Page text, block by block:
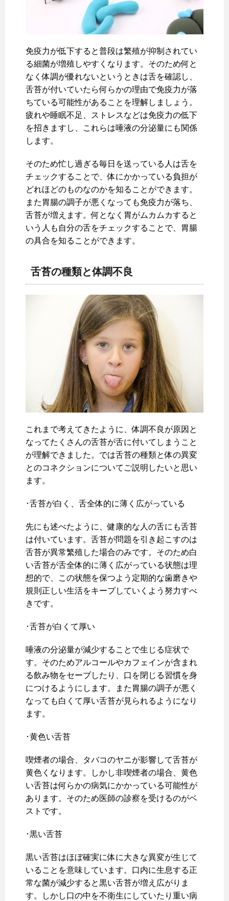
免疫力が低下すると普段は繁殖が抑制されてい
る細菌が増殖しやすくなります。そのため何と
なく体調が優れないというときは舌を確認し、
舌苔が付いていたら何らかの理由で免疫力が落
ちている可能性があることを理解しましょう。
疲れや睡眠不足、ストレスなどは免疫力の低下
を招きますし、これらは唾液の分泌量にも関係
します。
そのため忙し過ぎる毎日を送っている人は舌を
チェックすることで、体にかかっている負担が
どれほどのものなのかを知ることができます。
また胃腸の調子が悪くなっても免疫力が落ち、
舌苔が増えます。何となく胃がムカムカすると
いう人も自分の舌をチェックすることで、胃腸
の具合を知ることができます。
舌苔の種類と体調不良
これまで考えてきたように、体調不良が原因と
なってたくさんの舌苔が舌に付いてしまうこと
が理解できました。では舌苔の種類と体の異変
とのコネクションについてご説明したいと思い
ます。
･舌苔が白く、舌全体的に薄く広がっている
先にも述べたように、健康的な人の舌にも舌苔
は付いています。舌苔が問題を引き起こすのは
舌苔が異常繁殖した場合のみです。そのため白
い舌苔が舌全体的に薄く広がっている状態は理
想的で、この状態を保つよう定期的な歯磨きや
規則正しい生活をキープしていくよう努力すべ
きです。
･舌苔が白くて厚い
唾液の分泌量が減少することで生じる症状で
す。そのためアルコールやカフェインが含まれ
る飲み物をセーブしたり、口を閉じる習慣を身
につけるようにします。また胃腸の調子が悪く
なっても白くて厚い舌苔が見られるようになり
ます。
･黄色い舌苔
喫煙者の場合、タバコのヤニが影響して舌苔が
黄色くなります。しかし非喫煙者の場合、黄色
い舌苔は何らかの病気にかかっている可能性が
あります。そのため医師の診察を受けるのがベ
ストです。
･黒い舌苔
黒い舌苔はほぼ確実に体に大きな異変が生じて
いることを意味しています。口内に生息する正
常な菌が減少すると黒い舌苔が増え広がりま
す。しかし口の中を不衛生にしていたり重い病